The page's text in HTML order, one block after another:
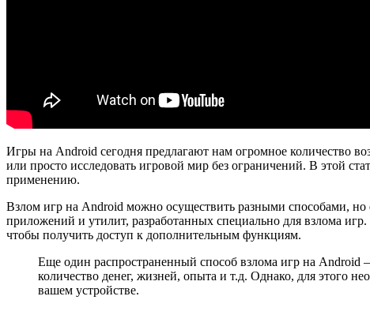
Игры на Android сегодня предлагают нам огромное количество
или просто исследовать игровой мир без ограничений. В этой
применению.
Взлом игр на Android можно осуществить разными способами,
приложений и утилит, разработанных специально для взлома
чтобы получить доступ к дополнительным функциям.
Еще один распространенный способ взлома игр на
количество денег, жизней, опыта и т.д. Однако, для этого
вашем устройстве.